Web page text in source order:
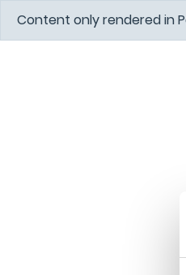
Content only rendered in